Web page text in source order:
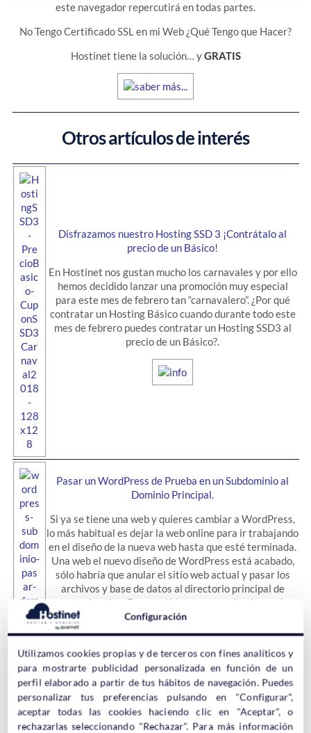
este navegador repercutirá en todas partes.
No Tengo Certificado SSL en mi Web ¿Qué Tengo que Hacer?
Hostinet tiene la solución… yGRATIS
Otros artículos de interés
Disfrazamos nuestro Hosting SSD 3 ¡Contrátalo al
precio de un Básico!
En Hostinet nos gustan mucho los carnavales y por ello
hemos decidido lanzar una promoción muy especial
para este mes de febrero tan “carnavalero”. ¿Por qué
contratar un Hosting Básico cuando durante todo este
mes de febrero puedes contratar un Hosting SSD3 al
precio de un Básico?.
Pasar un WordPress de Prueba en un Subdominio al
Dominio Principal.
Si ya se tiene una web y quieres cambiar a WordPress,
lo más habitual es dejar la web online para ir trabajando
en el diseño de la nueva web hasta que esté terminada.
Una web el nuevo diseño de WordPress está acabado,
sólo habría que anular el sitio web actual y pasar los
archivos y base de datos al directorio principal de
nuestro hosting. En este último paso es donde pueden
surgir las dudas y los problemas, sobre todo si no se ha
realizado nunca ningún cambio así.Desde Hostinet te
Sincronizar las Carpetas IMAP en Thunderbird.
Configuración
Utilizamos cookies propias y de terceros con fines analíticos y
para mostrarte publicidad personalizada en función de un
perfil elaborado a partir de tus hábitos de navegación. Puedes
personalizar tus preferencias pulsando en "Configurar",
aceptar todas las cookies haciendo clic en "Aceptar", o
rechazarlas seleccionando "Rechazar". Para más información